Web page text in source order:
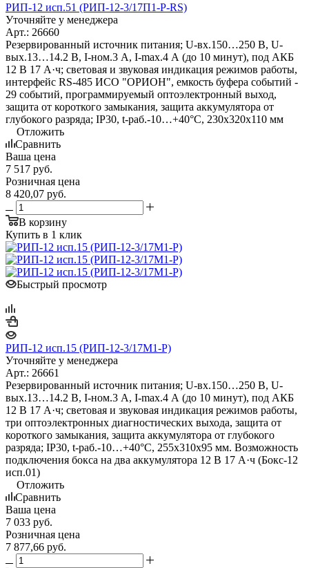
РИП-12 исп.51 (РИП-12-3/17П1-Р-RS)
Уточняйте у менеджера
Арт.: 26660
Резервированный источник питания; U-вх.150…250 В, U-
вых.13…14.2 В, I-ном.3 А, I-max.4 А (до 10 минут), под АКБ
12 В 17 А·ч; световая и звуковая индикация режимов работы,
интерфейс RS-485 ИСО "ОРИОН", емкость буфера событий -
29 событий, программируемый оптоэлектронный выход,
защита от короткого замыкания, защита аккумулятора от
глубокого разряда; IP30, t-раб.-10…+40°С, 230х320х110 мм
Отложить
Сравнить
Ваша цена
7 517 руб.
Розничная цена
8 420,07 руб.
В корзину
Купить в 1 клик
Быстрый просмотр
РИП-12 исп.15 (РИП-12-3/17М1-Р)
Уточняйте у менеджера
Арт.: 26661
Резервированный источник питания; U-вх.150…250 В, U-
вых.13…14.2 В, I-ном.3 А, I-max.4 А (до 10 минут), под АКБ
12 В 17 А·ч; световая и звуковая индикация режимов работы,
три оптоэлектронных диагностических выхода, защита от
короткого замыкания, защита аккумулятора от глубокого
разряда; IP30, t-раб.-10…+40°С, 255х310х95 мм. Возможность
подключения бокса на два аккумулятора 12 В 17 А·ч (Бокс-12
исп.01)
Отложить
Сравнить
Ваша цена
7 033 руб.
Розничная цена
7 877,66 руб.